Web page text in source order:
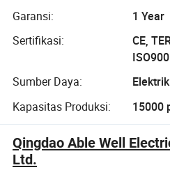
Garansi:
1 Year
Sertifikasi:
CE,
Sumber Daya:
Elektrik
Kapasitas Produksi:
15000
Qingdao Able Well
Ltd.